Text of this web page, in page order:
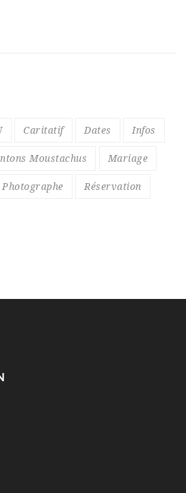
Caritatif Dates Infos
Moustachus Mariage
Photographe Réservation